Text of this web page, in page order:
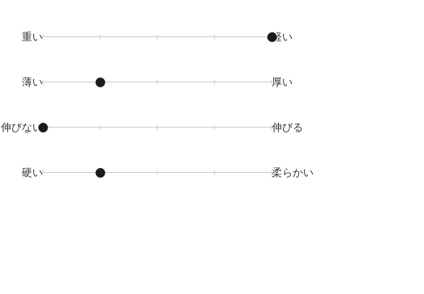
重い 軽い
薄い 厚い
伸びない 伸びる
硬い 柔らかい